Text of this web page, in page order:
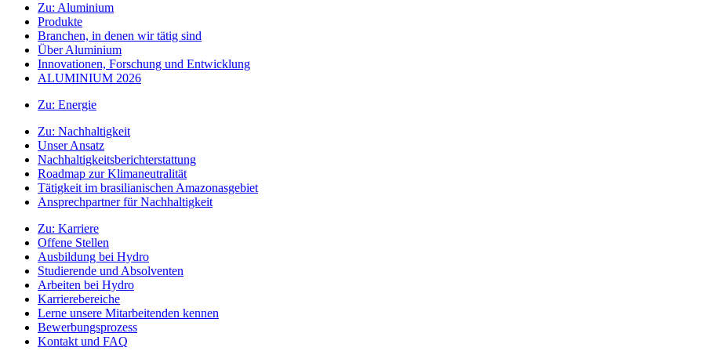
Zu: Aluminium
Produkte
Branchen, in denen wir tätig sind
Über Aluminium
Innovationen, Forschung und Entwicklung
ALUMINIUM 2026
Zu: Energie
Zu: Nachhaltigkeit
Unser Ansatz
Nachhaltigkeitsberichterstattung
Roadmap zur Klimaneutralität
Tätigkeit im brasilianischen Amazonasgebiet
Ansprechpartner für Nachhaltigkeit
Zu: Karriere
Offene Stellen
Ausbildung bei Hydro
Studierende und Absolventen
Arbeiten bei Hydro
Karrierebereiche
Lerne unsere Mitarbeitenden kennen
Bewerbungsprozess
Kontakt und FAQ